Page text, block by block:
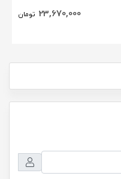
23,670,000 تومان